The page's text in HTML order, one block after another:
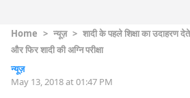
Home > न्यूज़ > शादी के पहले शिक्षा का उदाहरण
और फिर शादी की अग्नि परीक्षा
न्यूज़
May 13, 2018 at 01:47 PM